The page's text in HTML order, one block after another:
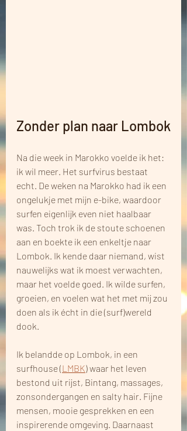
Zonder plan naar Lombok
Na die week in Marokko voelde ik het:
ik wil meer. Het surfvirus bestaat
echt. De weken na Marokko had ik een
ongelukje met mijn e-bike, waardoor
surfen eigenlijk even niet haalbaar
was. Toch trok ik de stoute schoenen
aan en boekte ik een enkeltje naar
Lombok. Ik kende daar niemand, wist
nauwelijks wat ik moest verwachten,
maar het voelde goed. Ik wilde surfen,
groeien, en voelen wat het met mij zou
doen als ik écht in die (surf)wereld
dook.
Ik belandde op Lombok, in een
surfhouse (LMBK) waar het leven
bestond uit rijst, Bintang, massages,
zonsondergangen en salty hair. Fijne
mensen, mooie gesprekken en een
inspirerende omgeving. Daarnaast